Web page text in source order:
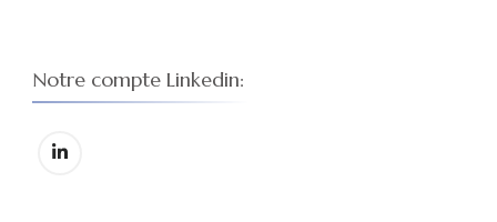
Notre compte Linkedin: